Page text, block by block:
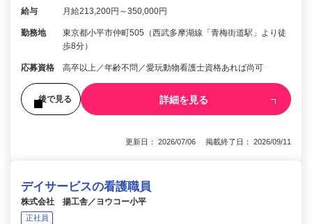
給与 月給213,200円～350,000円
勤務地
東京都小平市仲町505（西武多摩湖線「青梅街道駅」より徒
歩8分）
応募資格 高卒以上／年齢不問／愛玩動物看護士資格あれば尚可
後で見る 詳細を見る
更新日： 2026/07/06 掲載終了日： 2026/09/11
デイサービスの看護職員
株式会社 揚工舎／ヨウコー小平
正社員